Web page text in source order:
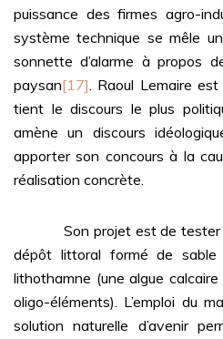
puissance des firmes agro-
système technique se mêle
sonnette d’alarme à propos
paysan[17] . Raoul Lemaire
tient le discours le plus
amène un discours
apporter son concours à la
réalisation concrète.
Son projet est de tester
dépôt littoral formé de
lithothamne (une algue
oligo-éléments). L’emploi du
solution naturelle d’avenir